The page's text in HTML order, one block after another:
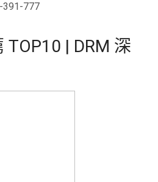
391-777
TOP10 | DRM 深